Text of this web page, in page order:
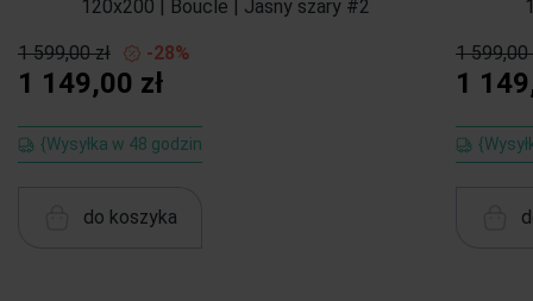
120x200 | Boucle | Jasny szary #2
1 599,00 zł -28%
1 149,00 zł
{Wysyłka w 48 godzin
do koszyka
1 599,00
1